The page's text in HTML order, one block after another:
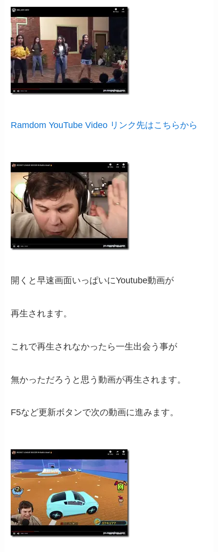
Ramdom YouTube Video リンク先はこちらから
開くと早速画面いっぱいにYoutube動画が
再生されます。
これで再生されなかったら一生出会う事が
無かっただろうと思う動画が再生されます。
F5など更新ボタンで次の動画に進みます。